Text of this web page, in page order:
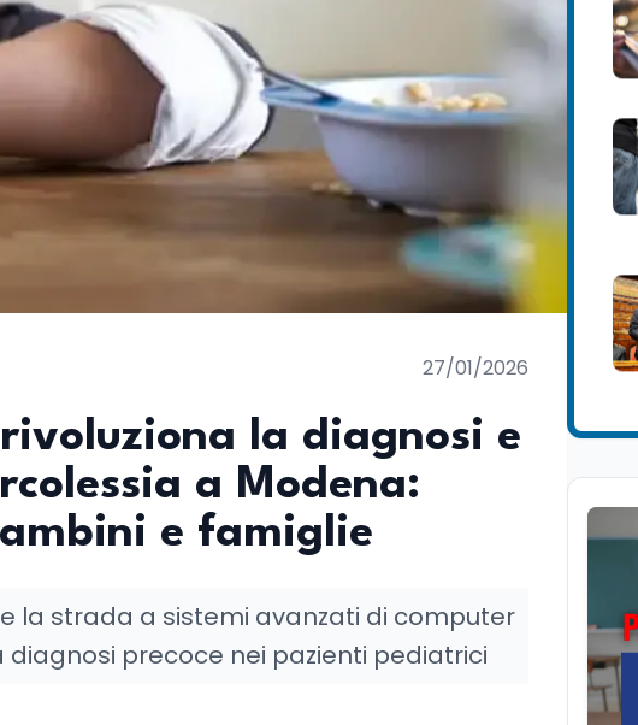
27/01/2026
la diagnosi e
a Modena:
e famiglie
la strada a sistemi avanzati di computer
precoce nei pazienti pediatrici